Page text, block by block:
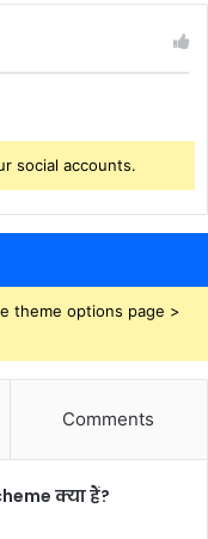
social accounts.
theme options page >
Comments
क्या हैं?